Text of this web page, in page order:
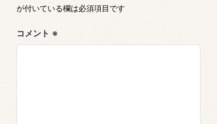
が付いている欄は必須項目です
コメント ※